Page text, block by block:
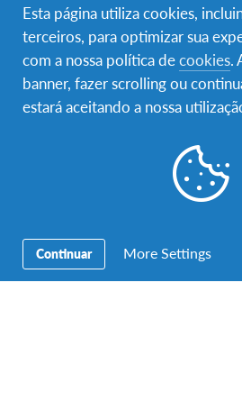
Contactos
Morada:Intercultura – AFS Portugal
17 – 6ºAndar – 1050-174 Lisboa
Telefone:+ 351 213 247 070
Atendimento presencial apenas
info-portugal@afs.org
A Intercultura-AFS apoia os
Desenvolvimento Sustentável:
Esta página utiliza cookies,
terceiros, para optimizar sua
com a nossa política decookies.
banner, fazer scrolling ou
estará aceitando a nossa
Continuar More Settings